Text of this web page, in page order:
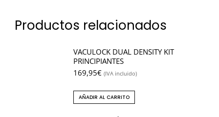
Productos relacionados
VACULOCK DUAL DENSITY KIT
PRINCIPIANTES
169,95€ (IVA incluido)
AÑADIR AL CARRITO